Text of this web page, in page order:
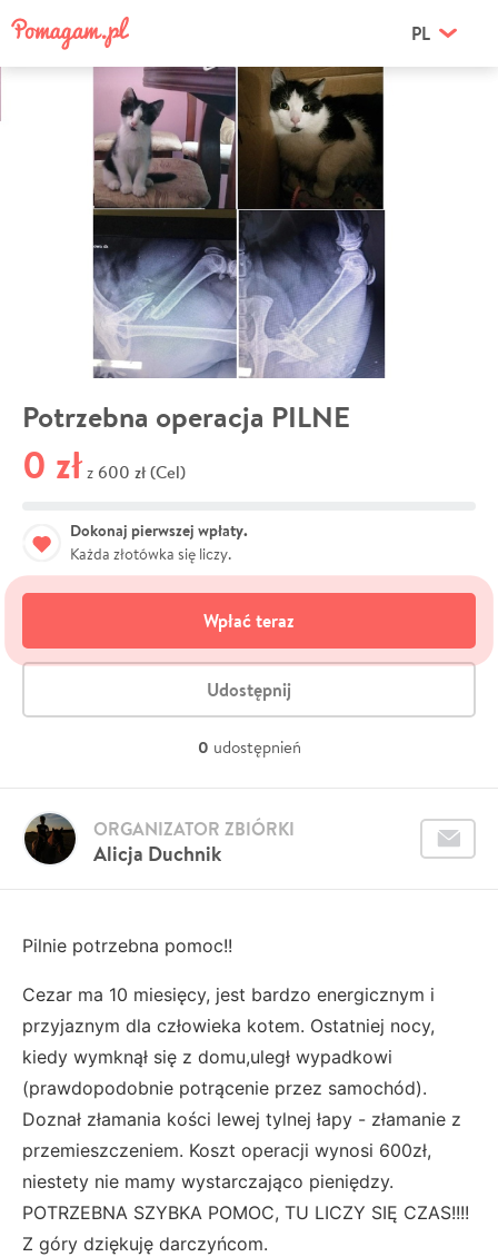
PL
Potrzebna operacja PILNE
0 zł z 600 zł (Cel)
Dokonaj pierwszej wpłaty.
Każda złotówka się liczy.
Wpłać teraz
Udostępnij
0 udostępnień
Alicja Duchnik
ORGANIZATOR ZBIÓRKI
Pilnie potrzebna pomoc!!
Cezar ma 10 miesięcy, jest bardzo energicznym i
przyjaznym dla człowieka kotem. Ostatniej nocy,
kiedy wymknął się z domu,uległ wypadkowi
(prawdopodobnie potrącenie przez samochód).
Doznał złamania kości lewej tylnej łapy - złamanie z
przemieszczeniem. Koszt operacji wynosi 600zł,
niestety nie mamy wystarczająco pieniędzy.
POTRZEBNA SZYBKA POMOC, TU LICZY SIĘ CZAS!!!!
Z góry dziękuję darczyńcom.